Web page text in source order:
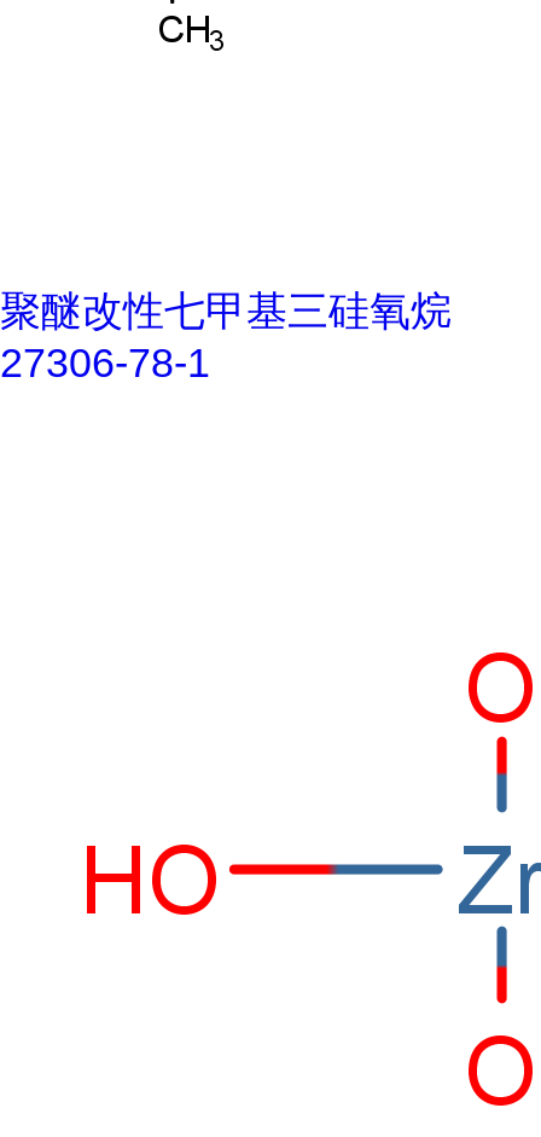
聚醚改性七甲基三硅氧烷
27306-78-1